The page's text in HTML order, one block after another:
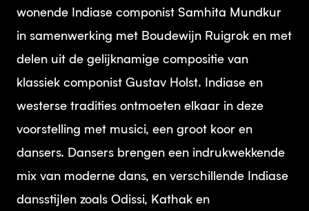
wonende Indiase componist Samhita Mundkur
in samenwerking met Boudewijn Ruigrok en met
delen uit de gelijknamige compositie van
klassiek componist Gustav Holst. Indiase en
westerse tradities ontmoeten elkaar in deze
voorstelling met musici, een groot koor en
dansers. Dansers brengen een indrukwekkende
mix van moderne dans, en verschillende Indiase
dansstijlen zoals Odissi, Kathak en